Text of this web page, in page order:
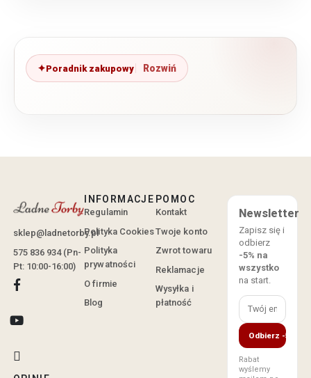
Poradnik zakupowy
sklep@ladnetorby.pl
575 836 934 (Pn-
Pt: 10:00-16:00)
INFORMACJE
Regulamin
Polityka Cookies
Polityka
prywatności
O firmie
Blog
POMOC
Kontakt
Twoje konto
Zwrot towaru
Reklamacje
Wysyłka i
płatność
Newsletter
Zapisz się i
odbierz
-5% na
wszystko
na start.
Odbierz -5%
Rabat
wyślemy